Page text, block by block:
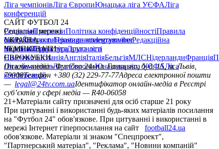
Ліга чемпіонівЛіга ЄвропиЮнацька ліга УЄФАЛіга
конференцій
САЙТ ФУТБОЛ 24
РедакціяПрогнозиПолітика конфіденційностіПравила
сайтуКонтактиПравила коментуванняРедакційна
політикаСтруктура власності
Соціальні мережі
facebookxyoutubeinstagramtelegramviber
УКРАЇНА
УкраїнаПерша лігаДруга ліга
ЧЕМПІОНАТИ
НімеччинаІспаніяАнгліяІталіяБельгіяМЛСНідерландиФранція
ЄВРОКУБКИ
Ліга чемпіонівЛіга ЄвропиЮнацька ліга УЄФАЛіга
конференцій
Онлайн-медіа «Футбол 24»пл. Галицька, буд. 15, м. Львів,
79008Телефон +380 (32) 229-77-77Адреса електронної пошти
— legal@24tv.com.uaІдентифікатор онлайн-медіа в Реєстрі
суб’єктів у сфері медіа — R40-06058
21+Матеріали сайту призначені для осіб старше 21 року
При цитуванні і використанні будь-яких матеріалів посилання
на "Футбол 24" обов'язкове. При цитуванні і використанні в
мережі Інтернет гіперпосилання на сайт
football24.ua
обов'язкове. Матеріали зі знаком "Спецпроект",
"Партнерський матеріал", "Реклама", "Новини компаній"